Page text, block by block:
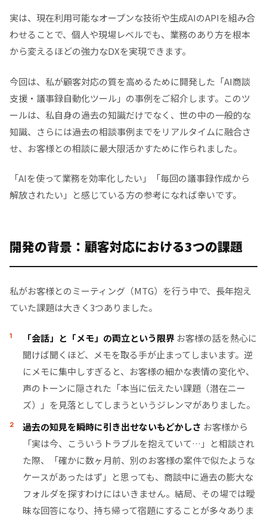
3. 暗黙知を資産化する「過去事例の自動抽出・リストア
ップ」
4. ミーティング終了後の「議事録の自動作成・保存」
市販のスマホアプリ・外部サービス vs API自作ツール
のコスト比較
まとめ：現場の「不便」から始める、身の丈に合った
実は、現在利用可能なオープンな技術や生成AIのAPIを組み合
わせることで、個人や現場レベルでも、業務のあり方を根本
から変えるほどの強力なDXを実現できます。
今回は、私が顧客対応の質を高めるために開発した「AI商談
支援・議事録自動化ツール」の事例をご紹介します。このツ
ールは、私自身の過去の知識だけでなく、世の中の一般的な
知識、さらには過去の相談事例までをリアルタイムに融合さ
せ、お客様との相談に最大限活かすために作られました。
「AIを使って業務を効率化したい」「毎回の議事録作成から
解放されたい」と感じている方の参考になれば幸いです。
開発の背景：顧客対応における3つの課題
私がお客様とのミーティング（MTG）を行う中で、長年抱え
ていた課題は大きく3つありました。
「会話」と「メモ」の両立という限界 お客様の話を熱心に
聞けば聞くほど、メモを取る手が止まってしまいます。逆
にメモに集中しすぎると、お客様の細かな表情の変化や、
声のトーンに隠された「本当に伝えたい課題（潜在ニー
ズ）」を見落としてしまうというジレンマがありました。
過去の知見を瞬時に引き出せないもどかしさ お客様から
「実は今、こういうトラブルを抱えていて…」と相談され
た際、「確かに数ヶ月前、別のお客様の案件で似たような
ケースがあったはず」と思っても、商談中に過去の膨大な
フォルダを探すわけにはいきません。結局、その場では曖
昧な回答になり、持ち帰って宿題にすることが多々ありま